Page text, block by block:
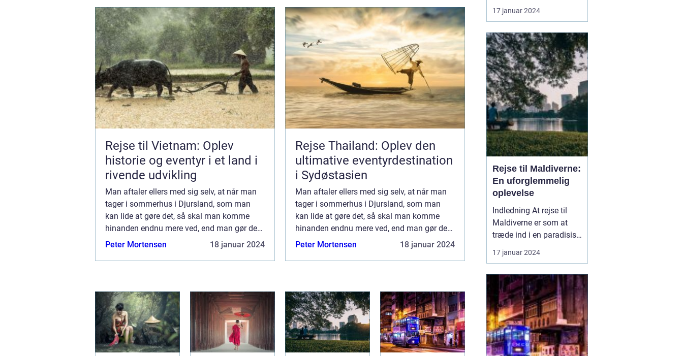
Rejse til Vietnam: Oplev
historie og eventyr i et land i
rivende udvikling
Man aftaler ellers med sig selv, at når man
tager i sommerhus i Djursland, som man
kan lide at gøre det, så skal man komme
hinanden endnu mere ved, end man gør det
til hverdag. Men før man har set sig om, så
Peter Mortensen 18 januar 2024
Rejse Thailand: Oplev den
ultimative eventyrdestination
i Sydøstasien
Man aftaler ellers med sig selv, at når man
tager i sommerhus i Djursland, som man
kan lide at gøre det, så skal man komme
hinanden endnu mere ved, end man gør det
til hverdag. Men før man har set sig om, så
Peter Mortensen 18 januar 2024
været kendt som et af
verdens mest eksotiske
rejsemål. Sin rige
kulturarv, betagende
landskaber og gæstfrie
folk har tiltrukket
eventyrlystne rejsende i
årtier....
17 januar 2024
Rejse til Maldiverne:
En uforglemmelig
oplevelse
Indledning At rejse til
Maldiverne er som at
træde ind i en paradisisk
drøm. Med sine
hvidsandstrande,
vegetation er Maldiverne
en indbydende
destination for rejsende
og eventyrlystne sjæle.
Uanset om du søger
afslapning, va...
17 januar 2024